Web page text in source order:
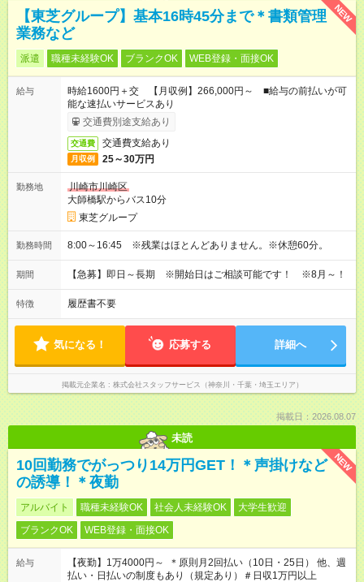
NEW
【東芝グループ】基本16時45分まで＊書類管理
業務など
派遣 職種未経験OK ブランクOK WEB登録・面接OK
給与
時給1600円＋交 【月収例】266,000円～ ■給与の前払いが可
能な速払いサービスあり
交通費別途支給あり
交通費 交通費支給あり
月収例 25～30万円
勤務地
川崎市川崎区
大師橋駅からバス10分
東芝グループ
勤務時間 8:00～16:45 ※残業はほとんどありません。※休憩60分。
期間 【急募】即日～長期 ※開始日はご相談可能です！ ※8月～！
特徴 履歴書不要
気になる！ 応募する 詳細へ
掲載元企業名 株式会社スタッフサービス（神奈川・千葉・埼玉エリア）
掲載日：2026.08.07
未読
NEW
10回勤務でがっつり14万円GET！＊声掛けなど
の誘導！＊夜勤
アルバイト 職種未経験OK 社会人未経験OK
大学生歓迎
ブランクOK
WEB登録・面接OK
給与
【夜勤】1万4000円～ ＊原則月2回払い（10日・25日） 他、週
払い・日払いの制度もあり（規定あり）＃日収1万円以上